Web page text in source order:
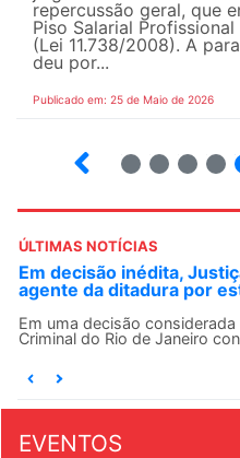
repercussão geral, que
Piso Salarial
(Lei 11.738/2008). A
deu por...
Publicado em: 25 de Maio de 2026
ÚLTIMAS NOTÍCIAS
Em decisão inédita,
agente da ditadura por
Em uma decisão
Criminal do Rio de Janeiro
EVENTOS